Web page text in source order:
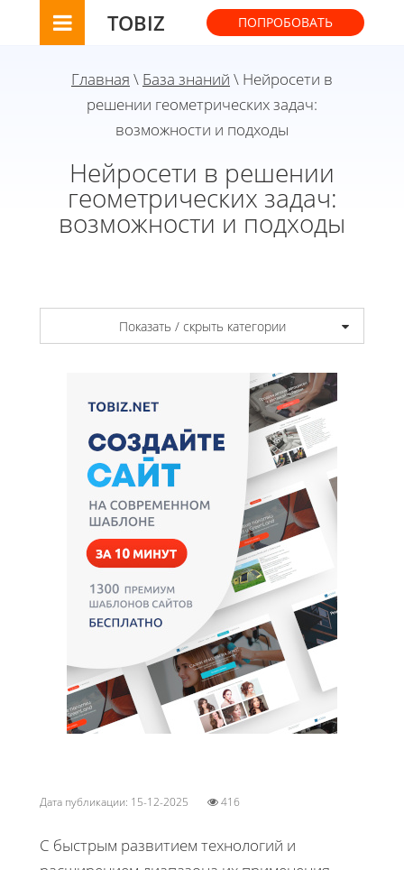
TOBIZ ПОПРОБОВАТЬ
Главная \ База знаний \ Нейросети в
решении геометрических задач:
возможности и подходы
Нейросети в решении
геометрических задач:
возможности и подходы
Показать / скрыть категории
Дата публикации: 15-12-2025 416
С быстрым развитием технологий и